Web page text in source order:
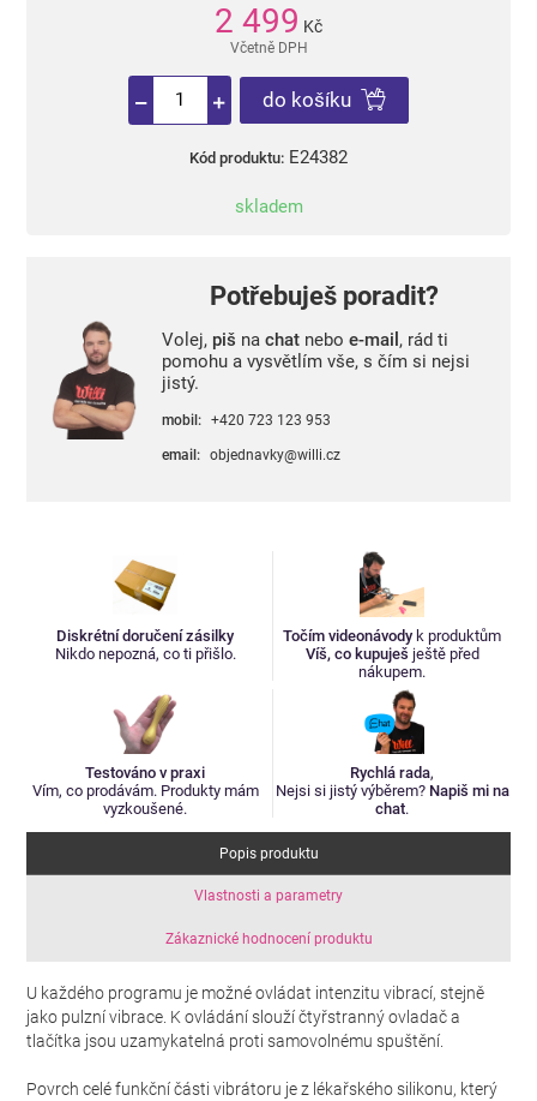
2 499 Kč
Včetně DPH
do košíku
Kód produktu: E24382
skladem
Potřebuješ poradit?
Volej, piš na chatnebo e-mail , rád ti
pomohu a vysvětlím vše, s čím si nejsi
jistý.
mobil: +420 723 123 953
email: objednavky@willi.cz
Diskrétní doručení zásilky
Nikdo nepozná, co ti přišlo.
Točím videonávody k produktům
Víš, co kupuješ ještě před
nákupem.
Testováno v praxi
Vím, co prodávám. Produkty mám
vyzkoušené.
Rychlá rada,
Nejsi si jistý výběrem? Napiš mi na
chat.
Popis produktu
Vlastnosti a parametry
Zákaznické hodnocení produktu
U každého programu je možné ovládat intenzitu vibrací, stejně
jako pulzní vibrace. K ovládání slouží čtyřstranný ovladač a
tlačítka jsou uzamykatelná proti samovolnému spuštění.
Povrch celé funkční části vibrátoru je z lékařského silikonu, který